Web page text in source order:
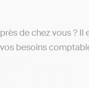
de chez vous ?
besoins